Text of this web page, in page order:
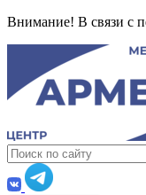
Внимание! В связи с